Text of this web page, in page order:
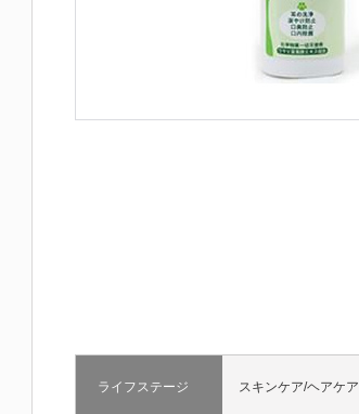
ライフステージ スキンケア/ヘアケア